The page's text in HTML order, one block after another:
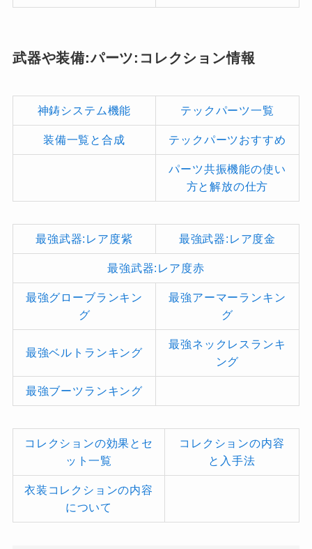
武器や装備:パーツ:コレクション情報
神鋳システム機能 テックパーツ一覧
装備一覧と合成 テックパーツおすすめ
パーツ共振機能の使い
方と解放の仕方
最強武器:レア度紫 最強武器:レア度金
最強武器:レア度赤
最強グローブランキン
グ
最強アーマーランキン
グ
最強ベルトランキング
最強ネックレスランキ
ング
最強ブーツランキング
コレクションの効果とセ
ット一覧
コレクションの内容
と入手法
衣装コレクションの内容
について